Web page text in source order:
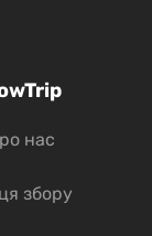
діє
нас
збору